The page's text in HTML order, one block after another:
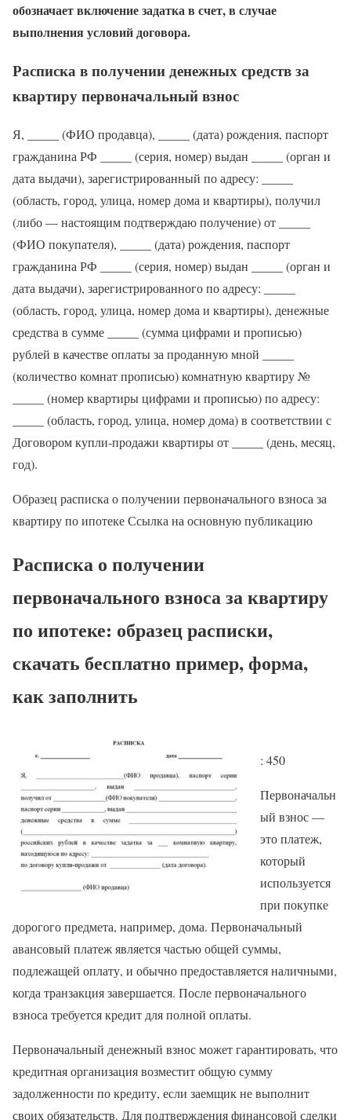
обозначает включение задатка в счет, в случае
выполнения условий договора.
Расписка в получении денежных средств за
квартиру первоначальный взнос
Я, _____ (ФИО продавца), _____ (дата) рождения, паспорт
гражданина РФ _____ (серия, номер) выдан _____ (орган и
дата выдачи), зарегистрированный по адресу: _____
(область, город, улица, номер дома и квартиры), получил
(либо — настоящим подтверждаю получение) от _____
(ФИО покупателя), _____ (дата) рождения, паспорт
гражданина РФ _____ (серия, номер) выдан _____ (орган и
дата выдачи), зарегистрированного по адресу: _____
(область, город, улица, номер дома и квартиры), денежные
средства в сумме _____ (сумма цифрами и прописью)
рублей в качестве оплаты за проданную мной _____
(количество комнат прописью) комнатную квартиру №
_____ (номер квартиры цифрами и прописью) по адресу:
_____ (область, город, улица, номер дома) в соответствии с
Договором купли-продажи квартиры от _____ (день, месяц,
год).
Образец расписка о получении первоначального взноса за
квартиру по ипотеке Ссылка на основную публикацию
Расписка о получении
первоначального взноса за квартиру
по ипотеке: образец расписки,
скачать бесплатно пример, форма,
как заполнить
: 450
Первоначальн
ый взнос —
это платеж,
который
используется
при покупке
дорогого предмета, например, дома. Первоначальный
авансовый платеж является частью общей суммы,
подлежащей оплату, и обычно предоставляется наличными,
когда транзакция завершается. После первоначального
взноса требуется кредит для полной оплаты.
Первоначальный денежный взнос может гарантировать, что
кредитная организация возместит общую сумму
задолженности по кредиту, если заемщик не выполнит
своих обязательств. Для подтверждения финансовой сделки